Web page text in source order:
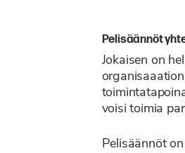
Pelisäännöt
Jokaisen on
voisi toimia
Pelisäännöt